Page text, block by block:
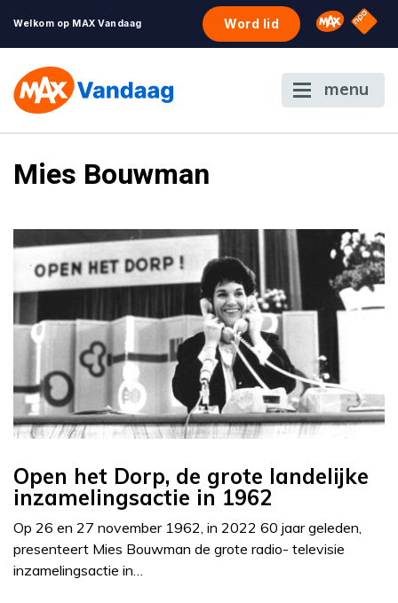
Welkom op MAX Vandaag Word lid Omroep
NPO
menu
Mies Bouwman
Open het Dorp, de grote landelijke
inzamelingsactie in 1962
Op 26 en 27 november 1962, in 2022 60 jaar geleden,
presenteert Mies Bouwman de grote radio- televisie
inzamelingsactie in…